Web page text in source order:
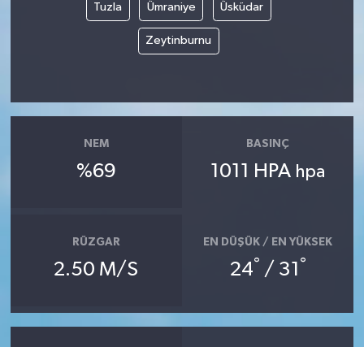
Tuzla Ümraniye Üsküdar
Zeytinburnu
NEM
%69
BASINÇ
1011 HPA hpa
RÜZGAR
2.50 M/S
EN DÜŞÜK / EN YÜKSEK
24° / 31 °